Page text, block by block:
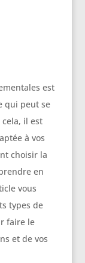
est
qui peut se
il est
à vos
choisir la
en
vous
types de
faire le
et de vos